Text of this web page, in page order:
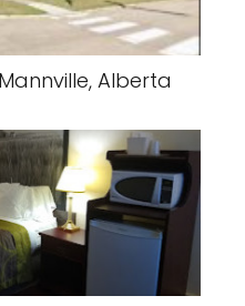
Alberta